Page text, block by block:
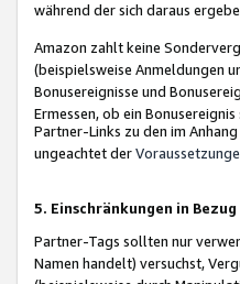
während der sich daraus
Amazon zahlt keine
(beispielsweise Anmeldungen
Bonusereignisse und
Ermessen, ob ein
Partner-Links zu den im
ungeachtet der
5. Einschränkungen in
Partner-Tags sollten nur
Namen handelt) versuchst,